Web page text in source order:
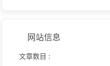
网站信息
文章数目 :